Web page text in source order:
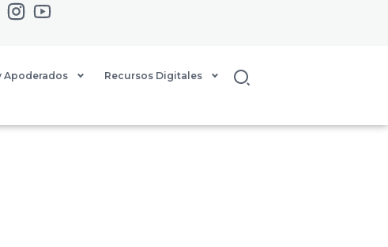
Apoderados Recursos Digitales